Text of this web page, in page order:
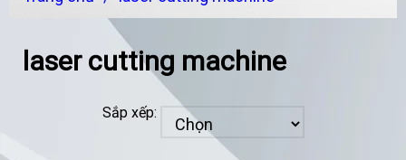
laser cutting machine
Sắp xếp: